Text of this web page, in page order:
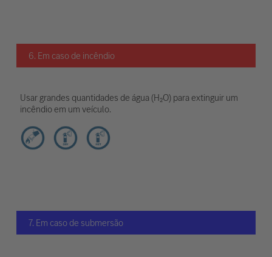
6. Em caso de incêndio
Usar grandes quantidades de água (H₂O) para extinguir um
incêndio em um veículo.
7. Em caso de submersão